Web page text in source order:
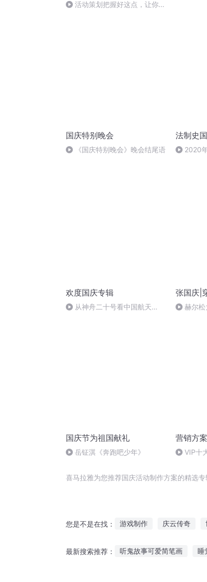
活动策划把握好这点，让你每
国庆特别晚会
《国庆特别晚会》晚会结尾语
法制史
2020
欢度国庆专辑
从神舟二十号看中国航天
张国庆|
赫尔松
国庆节为祖国献礼
岳钲淇《奔跑吧少年》
营销方案
VIP十
喜马拉雅为您推荐国庆活动制作方案的精选
您是不是在找： 游戏制作 庆云传奇
最新搜索推荐： 听鬼故事可爱简笔画 睡